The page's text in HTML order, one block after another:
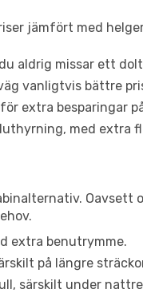
jämfört med
aldrig missar ett
vanligtvis bättre
extra besparingar
med extra
Oavsett
extra benutrymme.
på längre
särskilt under